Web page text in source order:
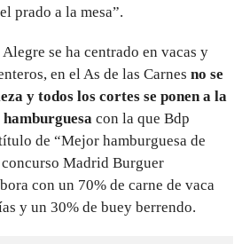
prado a la mesa”.
se ha centrado en vacas y
en el As de las Carnes no se
y todos los cortes se ponen a la
hamburguesa con la que Bdp
de “Mejor hamburguesa de
Madrid Burguer
con un 70% de carne de vaca
y un 30% de buey berrendo.